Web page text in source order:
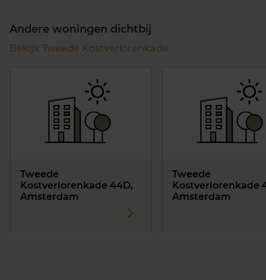
Andere woningen dichtbij
Bekijk Tweede Kostverlorenkade
Tweede
Kostverlorenkade 44D,
Amsterdam
Tweede
Kostverlorenkade
Amsterdam